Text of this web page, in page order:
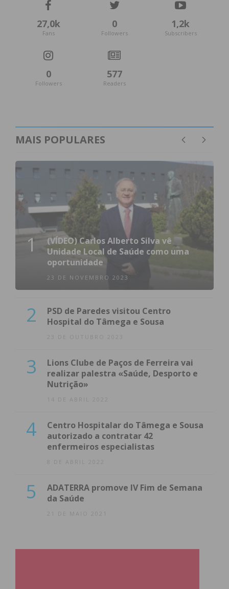
Subscreva a newsletter do
Imediato
Eu li e concordo com os
condições
27,0k
Fans
0
Followers
1,2k
Subscribers
0
Followers
577
Readers
MAIS POPULARES
1
(VÍDEO) Carlos Alberto Silva vê
Unidade Local de Saúde como uma
oportunidade
23 DE NOVEMBRO 2023
2
PSD de Paredes visitou Centro
Hospital do Tâmega e Sousa
23 DE OUTUBRO 2023
3
Lions Clube de Paços de Ferreira vai
realizar palestra «Saúde, Desporto e
Nutrição»
14 DE ABRIL 2022
4
Centro Hospitalar do Tâmega e Sousa
autorizado a contratar 42
enfermeiros especialistas
8 DE ABRIL 2022
5
ADATERRA promove IV Fim de Semana
da Saúde
21 DE MAIO 2021